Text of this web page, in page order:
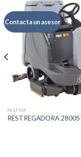
Contacta un asesor
NILFISK
RESTREGADORA